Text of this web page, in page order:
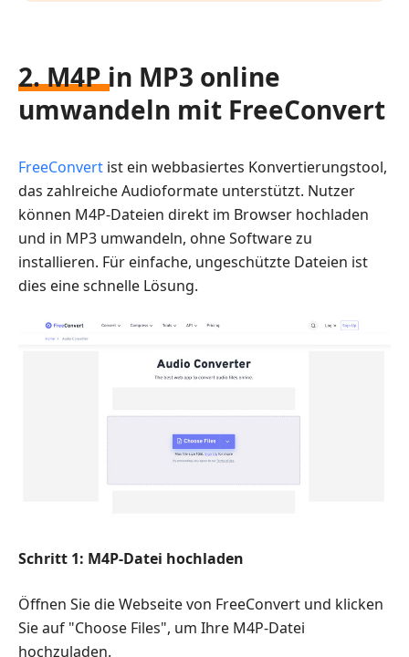
2. M4P in MP3 online
umwandeln mit FreeConvert
FreeConvert ist ein webbasiertes Konvertierungstool,
das zahlreiche Audioformate unterstützt. Nutzer
können M4P-Dateien direkt im Browser hochladen
und in MP3 umwandeln, ohne Software zu
installieren. Für einfache, ungeschützte Dateien ist
dies eine schnelle Lösung.
Schritt 1: M4P-Datei hochladen
Öffnen Sie die Webseite von FreeConvert und klicken
Sie auf "Choose Files", um Ihre M4P-Datei
hochzuladen.